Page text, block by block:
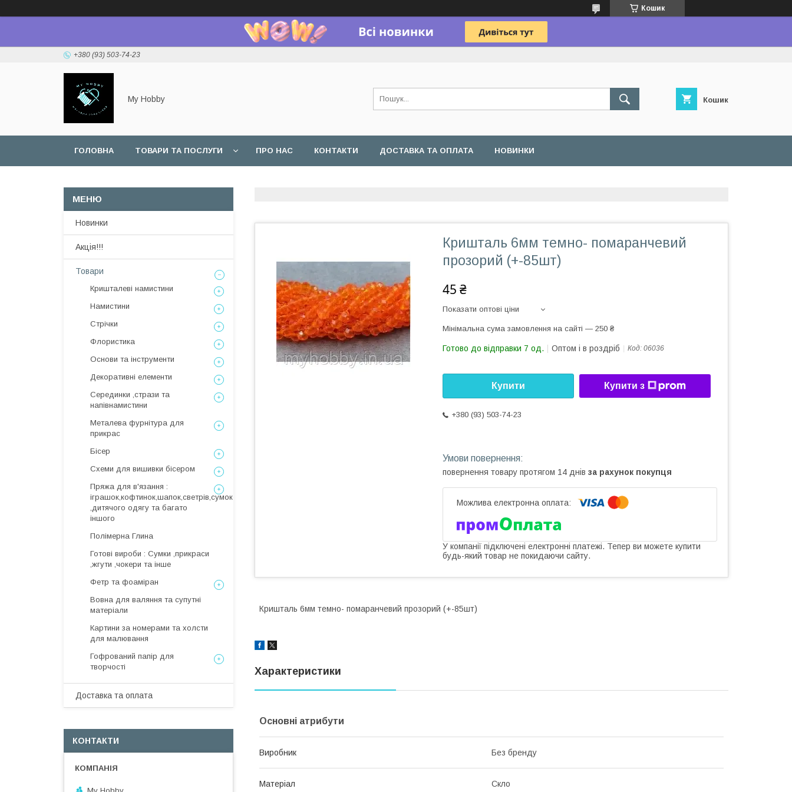
Кошик
+380 (93) 503-74-23
My Hobby Кошик
ГОЛОВНА ТОВАРИ ТА ПОСЛУГИ ПРО НАС КОНТАКТИ ДОСТАВКА ТА ОПЛАТА НОВИНКИ
Кришталь 6мм темно- помаранчевий
прозорий (+-85шт)
45 ₴
Показати оптові ціни
Мінімальна сума замовлення на сайті — 250 ₴
Готово до відправки 7 од. Оптом і в роздріб Код: 06036
Купити Купити з
+380 (93) 503-74-23
повернення товару протягом 14 днів за рахунок покупця
У компанії підключені електронні платежі. Тепер ви можете купити
будь-який товар не покидаючи сайту.
Кришталь 6мм темно- помаранчевий прозорий (+-85шт)
Характеристики
Основні атрибути
Виробник Без бренду
Матеріал Скло
Новинки
Акція!!!
Товари
Кришталеві намистини
Намистини
Стрічки
Флористика
Основи та інструменти
Декоративні елементи
Серединки ,стрази та
напівнамистини
Металева фурнітура для
прикрас
Бісер
Схеми для вишивки бісером
Пряжа для в'язання :
іграшок,кофтинок,шапок,светрів,сумок
,дитячого одягу та багато
іншого
Полімерна Глина
Готові вироби : Сумки ,прикраси
,жгути ,чокери та інше
Фетр та фоаміран
Вовна для валяння та супутні
матеріали
Картини за номерами та холсти
для малювання
Гофрований папір для
творчості
Доставка та оплата
КОНТАКТИ